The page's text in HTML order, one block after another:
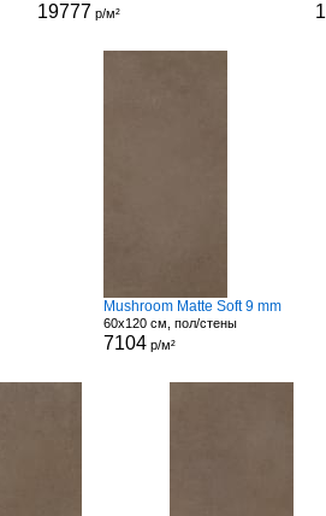
19777 р/м²
Mushroom Matte Soft 9 mm
60x120 см, пол/стены
7104р/м²